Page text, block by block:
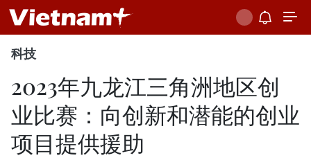
科技
2023年九龙江三角洲地区创
业比赛：向创新和潜能的创业
项目提供援助